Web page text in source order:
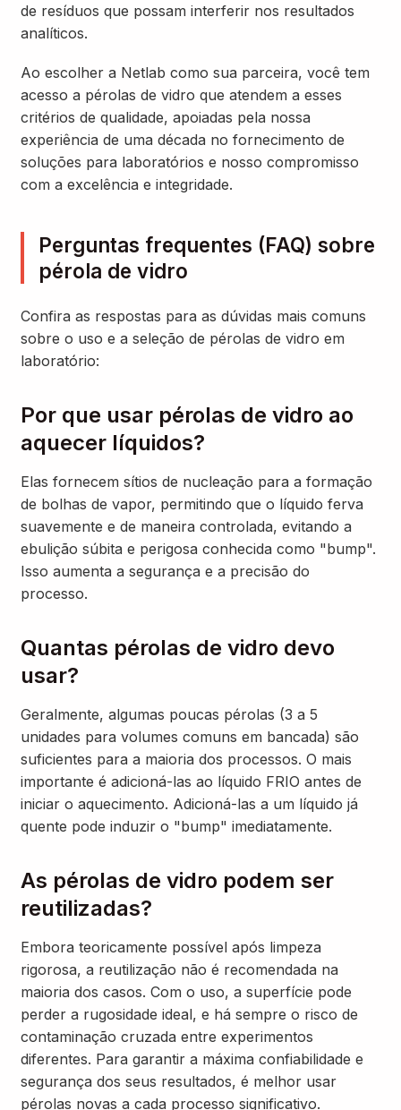
de resíduos que possam interferir nos resultados
analíticos.
Ao escolher a Netlab como sua parceira, você tem
acesso a pérolas de vidro que atendem a esses
critérios de qualidade, apoiadas pela nossa
experiência de uma década no fornecimento de
soluções para laboratórios e nosso compromisso
com a excelência e integridade.
Perguntas frequentes (FAQ) sobre
pérola de vidro
Confira as respostas para as dúvidas mais comuns
sobre o uso e a seleção de pérolas de vidro em
laboratório:
Por que usar pérolas de vidro ao
aquecer líquidos?
Elas fornecem sítios de nucleação para a formação
de bolhas de vapor, permitindo que o líquido ferva
suavemente e de maneira controlada, evitando a
ebulição súbita e perigosa conhecida como "bump".
Isso aumenta a segurança e a precisão do
processo.
Quantas pérolas de vidro devo
usar?
Geralmente, algumas poucas pérolas (3 a 5
unidades para volumes comuns em bancada) são
suficientes para a maioria dos processos. O mais
importante é adicioná-las ao líquido FRIO antes de
iniciar o aquecimento. Adicioná-las a um líquido já
quente pode induzir o "bump" imediatamente.
As pérolas de vidro podem ser
reutilizadas?
Embora teoricamente possível após limpeza
rigorosa, a reutilização não é recomendada na
maioria dos casos. Com o uso, a superfície pode
perder a rugosidade ideal, e há sempre o risco de
contaminação cruzada entre experimentos
diferentes. Para garantir a máxima confiabilidade e
segurança dos seus resultados, é melhor usar
pérolas novas a cada processo significativo.